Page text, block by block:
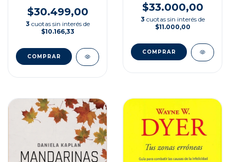
$30.499,00
3 cuotas sin interés de
$10.166,33
$33.000,00
3 cuotas sin interés de
$11.000,00